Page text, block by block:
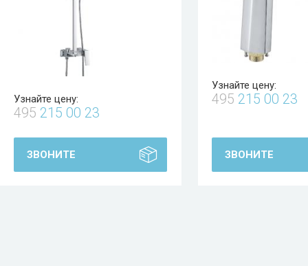
Узнайте цену:
495 215 00 23
ЗВОНИТЕ
Узнайте цену:
495 215 00 23
ЗВОНИТЕ